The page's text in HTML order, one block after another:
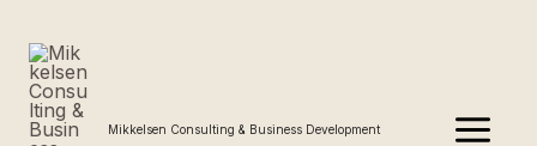
indholdet
Mikkelsen Consulting & Business Development